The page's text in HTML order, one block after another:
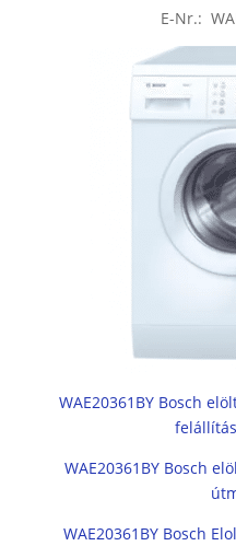
E-Nr.:
WAE20361BY Bosch
WAE20361BY Bosch
WAE20361BY Bosch